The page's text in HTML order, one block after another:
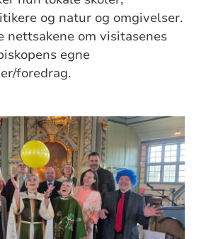
og natur og omgivelser.
nettsakene om visitasenes
egne
foredrag.